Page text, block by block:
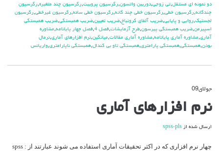
دو نمونه ای مستقل,تی زوجی,دوربین واتسون,رگرسیون پروبیت,رگرسیون چند متغیره,رگرسیون
چندگانه,رگرسیون خطی,رگرسیون خطی چند گانه,رگرسیون خطی ساده,رگرسیون غیرخطی,رگرسیون
لجستیک,روایی و پایایی,ضریب آلفای کرونباخ,ضریب تعیین,ضریب همبستگی,ضریب همبستگی
اسپیرمن,ضریب همبستگی پیرسون,طرح آزمایشات,فصل 4 ,فصل چهار پایانامه,مشاوره
آماری,مشاوره آماری پایانامه,مشاوره آماری مقالات,میانگین,نرم افزارهای آماری,نرمال
بودن,همبستگی,همبستگی پارامتری,همبستگی تاو بی کندال,همبستگی ناپارامتری,واریانس
جولای09
نرم
افزارهای
نرم افزارهای آماری
ارسال شده از spss-pls
چهار نرم افزاری که در اکثر تحقیقات آماری استفاده می شوند عبارتند از : spss